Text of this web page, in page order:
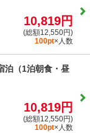
10,819円
(総額12,550円)
100pt×人数
泊（1泊朝食・昼
10,819円
(総額12,550円)
100pt×人数